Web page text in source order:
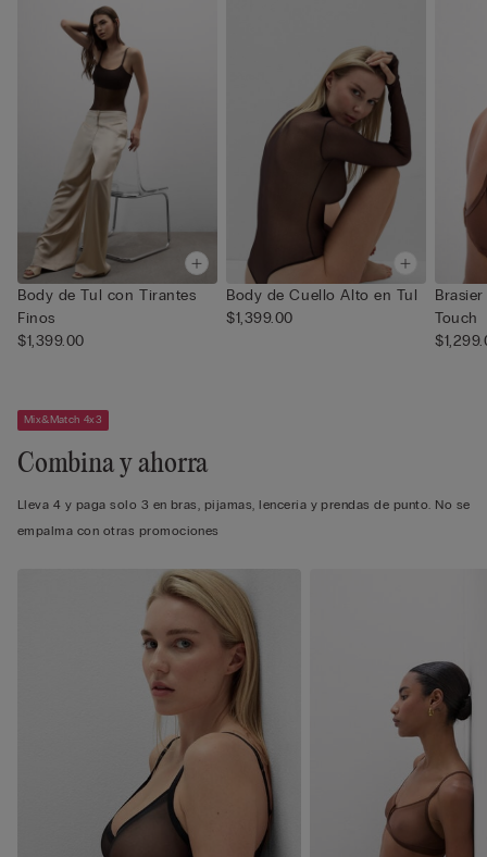
Body de Tul con Tirantes
Finos
$1,399.00
Body de Cuello Alto en Tul
$1,399.00
Touch
Mix&Match 4x3
Combina y ahorra
Lleva 4 y paga solo 3 en bras, pijamas, lencería y prendas de punto. No se
empalma con otras promociones